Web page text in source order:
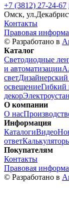
+7 (3812) 27-24-67
Омск,
Контакты
Правовая
© Разработано в
Каталог
Светодиодные
и автоматизации
светДизайнерский
освещениеГибкий
декор
О компании
О нас
Информация
КаталогиВидео
ответ
Покупателям
Контакты
Правовая
© Разработано в